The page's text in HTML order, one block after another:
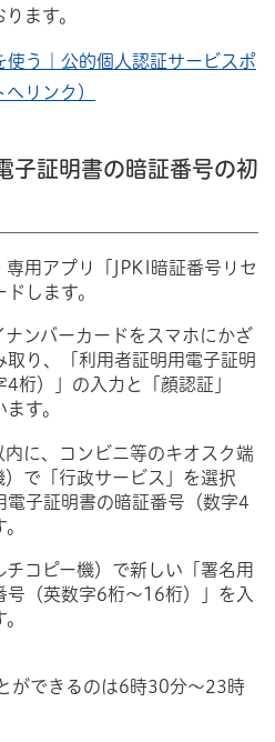
ます。
使う｜公的個人認証サービスポ
リンク）
子証明書の暗証番号の初
専用アプリ「JPKI暗証番号リセ
します。
ナンバーカードをスマホにかざ
取り、「利用者証明用電子証明
桁）」の入力と「顔認証」
す。
内に、コンビニ等のキオスク端
）で「行政サービス」を選択
電子証明書の暗証番号（数字4
チコピー機）で新しい「署名用
号（英数字6桁～16桁）」を入
できるのは6時30分～23時